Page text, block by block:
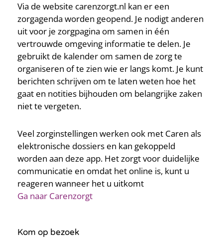
Via de website carenzorgt.nl kan er een
zorgagenda worden geopend. Je nodigt anderen
uit voor je zorgpagina om samen in één
vertrouwde omgeving informatie te delen. Je
gebruikt de kalender om samen de zorg te
organiseren of te zien wie er langs komt. Je kunt
berichten schrijven om te laten weten hoe het
gaat en notities bijhouden om belangrijke zaken
niet te vergeten.
Veel zorginstellingen werken ook met Caren als
elektronische dossiers en kan gekoppeld
worden aan deze app. Het zorgt voor duidelijke
communicatie en omdat het online is, kunt u
reageren wanneer het u uitkomt
Ga naar Carenzorgt
Kom op bezoek